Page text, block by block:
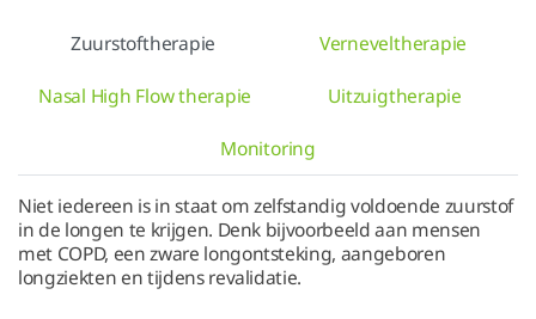
Zuurstoftherapie
Verneveltherapie
Nasal High Flow therapie
Uitzuigtherapie
Monitoring
Niet iedereen is in staat om zelfstandig voldoende zuurstof
in de longen te krijgen. Denk bijvoorbeeld aan mensen
met COPD, een zware longontsteking, aangeboren
longziekten en tijdens revalidatie.